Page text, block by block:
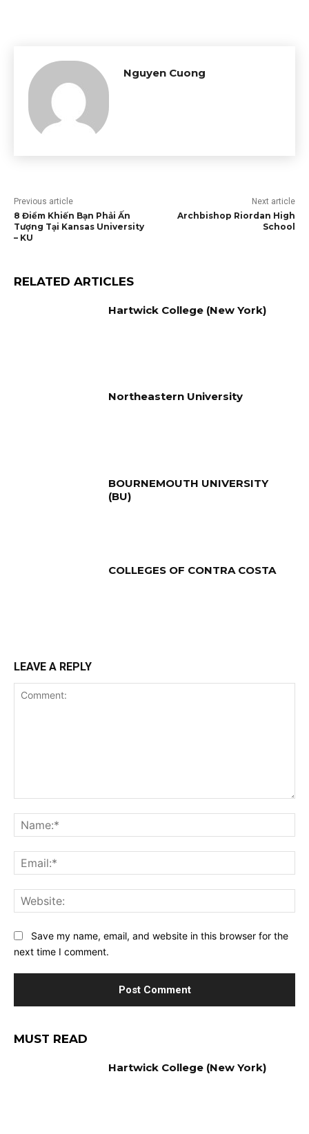
Nguyen Cuong
Previous article
8 Điểm Khiến Bạn Phải Ấn
Tượng Tại Kansas University
– KU
Next article
Archbishop Riordan High
School
RELATED ARTICLES
Hartwick College (New York)
Northeastern University
BOURNEMOUTH UNIVERSITY
(BU)
COLLEGES OF CONTRA COSTA
LEAVE A REPLY
Save my name, email, and website in this browser for the
next time I comment.
MUST READ
Hartwick College (New York)